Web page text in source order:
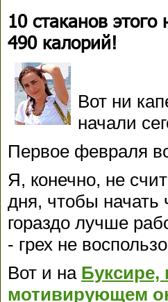
10 стаканов
490 калорий!
Вот ни
начали
Первое февраля
Я, конечно, не
дня, чтобы начать
гораздо лучше
- грех не
Вот и на
мотивирующем